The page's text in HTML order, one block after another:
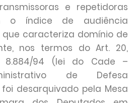
e repetidoras
o índice de audiência
que caracteriza domínio de
nos termos do Art. 20,
8.884/94 (lei do Cade –
de Defesa
foi desarquivado pela Mesa